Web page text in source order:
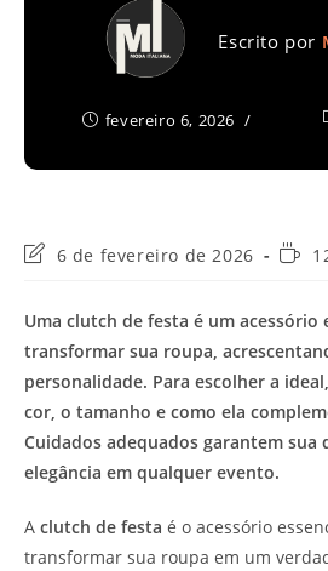
Escrito por
fevereiro 6, 2026
Última
post:
6 de fevereiro de 2026
Uma clutch de festa é um acessório
transformar sua roupa,
personalidade. Para escolher a
cor, o tamanho e como ela
Cuidados adequados garantem sua
elegância em qualquer evento.
A clutch de festa é o acessório
transformar sua roupa em um